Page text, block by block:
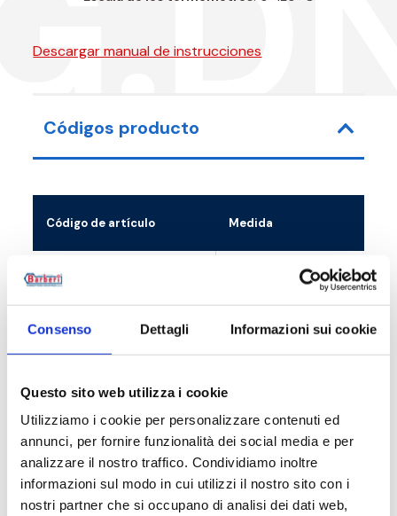
Consenso Dettagli Informazioni sui cookie
Questo sito web utilizza i cookie
Utilizziamo i cookie per personalizzare contenuti ed
annunci, per fornire funzionalità dei social media e per
analizzare il nostro traffico. Condividiamo inoltre
informazioni sul modo in cui utilizzi il nostro sito con i
nostri partner che si occupano di analisi dei dati web,
Descargar manual de instrucciones
Códigos producto
Código de artículo Medida
07G03200Y G 2 M - G 1 1/4 F
07G03200F G 2 M - G 1 1/4 F 18
07G03200T
07G03200X
Descripción